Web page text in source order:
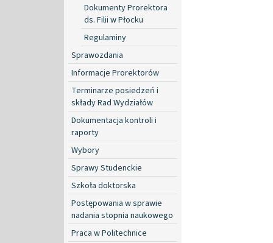
Dokumenty Prorektora
ds. Filii w Płocku
Regulaminy
Sprawozdania
Informacje Prorektorów
Terminarze posiedzeń i
składy Rad Wydziałów
Dokumentacja kontroli i
raporty
Wybory
Sprawy Studenckie
Szkoła doktorska
Postępowania w sprawie
nadania stopnia naukowego
Praca w Politechnice